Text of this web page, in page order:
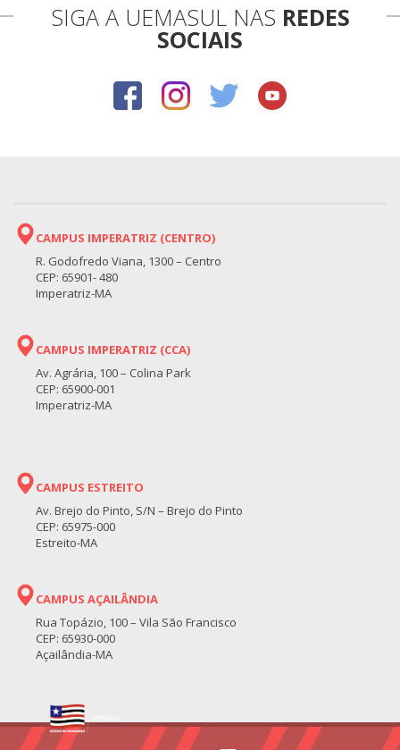
SIGA A UEMASUL NAS REDES
SOCIAIS
CAMPUS IMPERATRIZ (CENTRO)
R. Godofredo Viana, 1300 – Centro
CEP: 65901- 480
Imperatriz-MA
CAMPUS IMPERATRIZ (CCA)
Av. Agrária, 100 – Colina Park
CEP: 65900-001
Imperatriz-MA
CAMPUS ESTREITO
Av. Brejo do Pinto, S/N – Brejo do Pinto
CEP: 65975-000
Estreito-MA
CAMPUS AÇAILÂNDIA
Rua Topázio, 100 – Vila São Francisco
CEP: 65930-000
Açailândia-MA